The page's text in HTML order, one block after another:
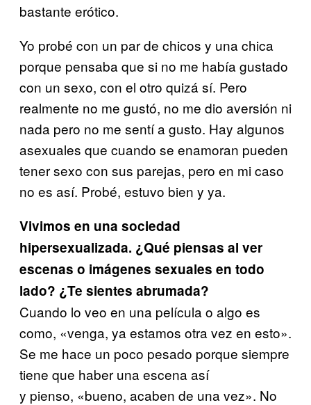
bastante erótico.
Yo probé con un par de chicos y una chica
porque pensaba que si no me había gustado
con un sexo, con el otro quizá sí. Pero
realmente no me gustó, no me dio aversión ni
nada pero no me sentí a gusto. Hay algunos
asexuales que cuando se enamoran pueden
tener sexo con sus parejas, pero en mi caso
no es así. Probé, estuvo bien y ya.
Vivimos en una sociedad
hipersexualizada. ¿Qué piensas al ver
escenas o imágenes sexuales en todo
lado? ¿Te sientes abrumada?
Cuando lo veo en una película o algo es
como, «venga, ya estamos otra vez en esto».
Se me hace un poco pesado porque siempre
tiene que haber una escena así
y pienso, «bueno, acaben de una vez». No